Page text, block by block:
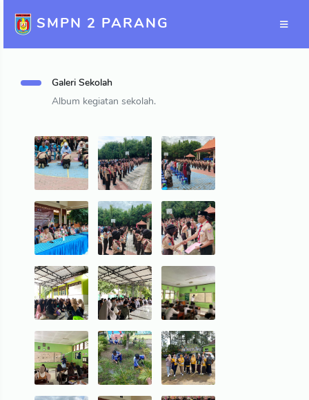
SMPN 2 PARANG
Galeri Sekolah
Album kegiatan sekolah.